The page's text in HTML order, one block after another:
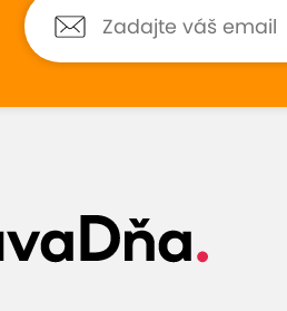
10
23. mája 2026
Hodnotené:Masáž chrbta a ramien...